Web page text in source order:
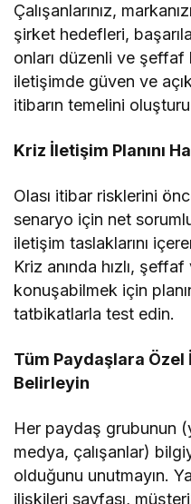
Çalışanlarınız,
şirket hedefleri,
onları düzenli ve
iletişimde güven ve
itibarın temelini
Kriz İletişim Planını
Olası itibar risklerini
senaryo için net
iletişim taslaklarını
Kriz anında hızlı,
konuşabilmek için
tatbikatlarla test edin.
Tüm Paydaşlara Özel
Belirleyin
Her paydaş grubunun
medya, çalışanlar)
olduğunu unutmayın.
ilişkileri sayfası,